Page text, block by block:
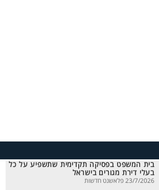
בית המשפט בפסיקה תקדימית שתשפיע על כל
בעלי דירת מגורים בישראל
23/7/2026 פלאשנט חדשות